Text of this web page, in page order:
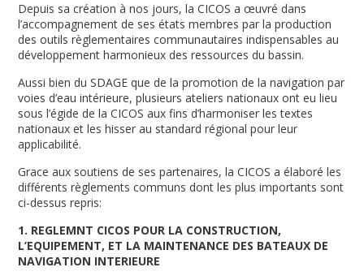
Depuis sa création à nos jours, la CICOS a œuvré dans
l’accompagnement de ses états membres par la production
des outils règlementaires communautaires indispensables au
développement harmonieux des ressources du bassin.
Aussi bien du SDAGE que de la promotion de la navigation par
voies d’eau intérieure, plusieurs ateliers nationaux ont eu lieu
sous l’égide de la CICOS aux fins d’harmoniser les textes
nationaux et les hisser au standard régional pour leur
applicabilité.
Grace aux soutiens de ses partenaires, la CICOS a élaboré les
différents règlements communs dont les plus importants sont
ci-dessus repris:
1. REGLEMNT CICOS POUR LA CONSTRUCTION,
L’EQUIPEMENT, ET LA MAINTENANCE DES BATEAUX DE
NAVIGATION INTERIEURE